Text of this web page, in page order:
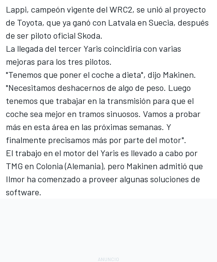
Lappi, campeón vigente del WRC2, se unió al proyecto
de Toyota, que ya ganó con Latvala en Suecia, después
de ser piloto oficial Skoda.
La llegada del tercer Yaris coincidiría con varias
mejoras para los tres pilotos.
"Tenemos que poner el coche a dieta", dijo Makinen.
"Necesitamos deshacernos de algo de peso. Luego
tenemos que trabajar en la transmisión para que el
coche sea mejor en tramos sinuosos. Vamos a probar
más en esta área en las próximas semanas. Y
finalmente precisamos más por parte del motor".
El trabajo en el motor del Yaris es llevado a cabo por
TMG en Colonia (Alemania), pero Makinen admitió que
Ilmor ha comenzado a proveer algunas soluciones de
software.